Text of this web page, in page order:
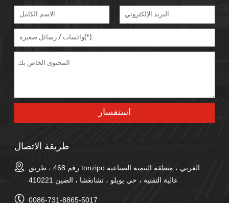
طريقة الاتصال
رقم 468 ، طريق tonzipo الغربي ، منطقة التنمية الصناعية
عالية التقنية ، حي يويلو ، تشانغشا ، الصين 410221
0086-731-8865-5017